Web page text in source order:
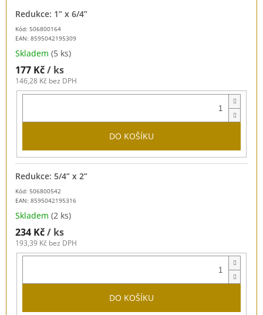
Kód: 506800164
EAN: 8595042195309
Redukce: 1” x 6/4”
Skladem (5 ks)
177 Kč/ ks
146,28 Kč bez DPH
DO KOŠÍKU
Kód: 506800542
EAN: 8595042195316
Redukce: 5/4” x 2”
Skladem (2 ks)
234 Kč/ ks
193,39 Kč bez DPH
DO KOŠÍKU